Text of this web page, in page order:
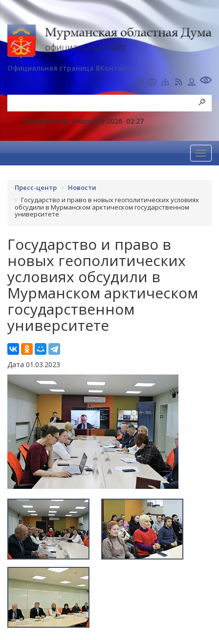
Официальная страница ВКонтакте
Воскресенье, 9 Августа 2026 02:27
Пресс-центр
Новости
Государство и право в новых геополитических условиях
обсудили в Мурманском арктическом государственном
университете
Государство и право в
новых геополитических
условиях обсудили в
Мурманском арктическом
государственном
университете
Дата 01.03.2023